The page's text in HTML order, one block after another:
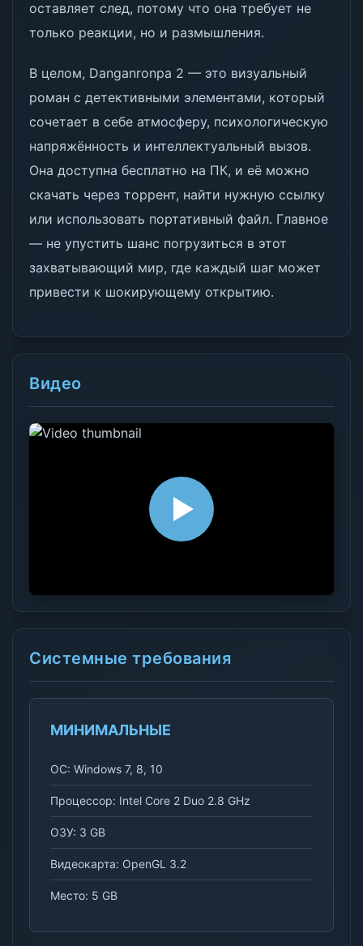
оставляет след, потому что она требует не
только реакции, но и размышления.
В целом, Danganronpa 2 — это визуальный
роман с детективными элементами, который
сочетает в себе атмосферу, психологическую
напряжённость и интеллектуальный вызов.
Она доступна бесплатно на ПК, и её можно
скачать через торрент, найти нужную ссылку
или использовать портативный файл. Главное
— не упустить шанс погрузиться в этот
захватывающий мир, где каждый шаг может
привести к шокирующему открытию.
Видео
Системные требования
МИНИМАЛЬНЫЕ
ОС: Windows 7, 8, 10
Процессор: Intel Core 2 Duo 2.8 GHz
ОЗУ: 3 GB
Видеокарта: OpenGL 3.2
Место: 5 GB